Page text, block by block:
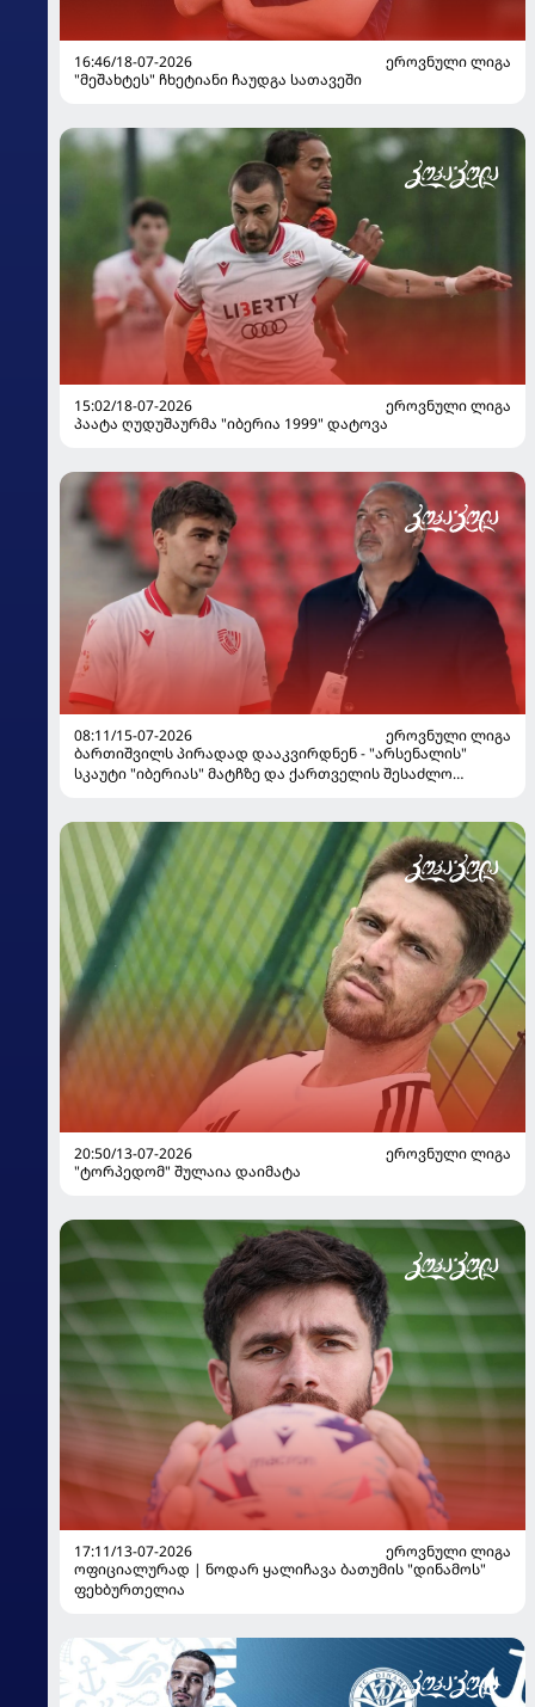
16:46/18-07-2026
ᲔᲠᲝᲕᲜᲣᲚᲘ ᲚᲘᲒᲐ
"მეშახტეს" ჩხეტიანი ჩაუდგა სათავეში
15:02/18-07-2026
ᲔᲠᲝᲕᲜᲣᲚᲘ ᲚᲘᲒᲐ
პაატა ღუდუშაურმა "იბერია 1999" დატოვა
08:11/15-07-2026
ᲔᲠᲝᲕᲜᲣᲚᲘ ᲚᲘᲒᲐ
ბართიშვილს პირადად დააკვირდნენ - "არსენალის"
სკაუტი "იბერიას" მატჩზე და ქართველის შესაძლო
20:50/13-07-2026
ᲔᲠᲝᲕᲜᲣᲚᲘ ᲚᲘᲒᲐ
"ტორპედომ" შულაია დაიმატა
17:11/13-07-2026
ᲔᲠᲝᲕᲜᲣᲚᲘ ᲚᲘᲒᲐ
ოფიციალურად | ნოდარ ყალიჩავა ბათუმის "დინამოს"
ფეხბურთელია